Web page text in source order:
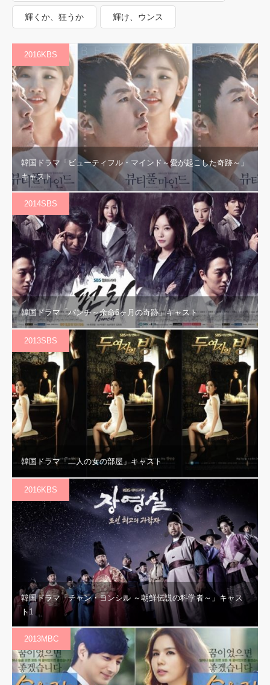
輝くか、狂うか 輝け、ウンス
2016KBS
韓国ドラマ「ビューティフル・マインド～愛が起こした奇跡～」
キャスト
2014SBS
韓国ドラマ「パンチ～余命6ヶ月の奇跡」キャスト
2013SBS
韓国ドラマ「二人の女の部屋」キャスト
2016KBS
韓国ドラマ「チャン・ヨンシル ～朝鮮伝説の科学者～」キャス
ト1
2013MBC